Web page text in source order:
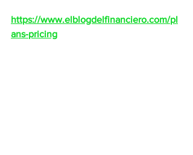
https://www.elblogdelfinanciero.com/pl
ans-pricing